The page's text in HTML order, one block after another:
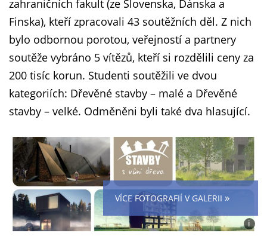
zahraničních fakult (ze Slovenska, Dánska a
Finska), kteří zpracovali 43 soutěžních děl. Z nich
bylo odbornou porotou, veřejností a partnery
soutěže vybráno 5 vítězů, kteří si rozdělili ceny za
200 tisíc korun. Studenti soutěžili ve dvou
kategoriích: Dřevěné stavby – malé a Dřevěné
stavby – velké. Odměněni byli také dva hlasující.
VÍCE FOTOGRAFIÍ V GALERII »
i
Foto: